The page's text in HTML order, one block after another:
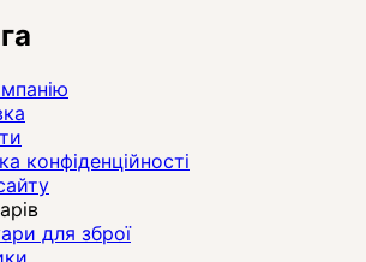
конфіденційності
для зброї